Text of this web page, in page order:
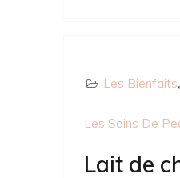
Les Bienfaits
Les Soins De
Lait de